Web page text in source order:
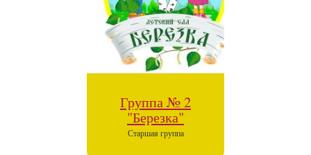
Группа № 2
"Березка"
Старшая группа